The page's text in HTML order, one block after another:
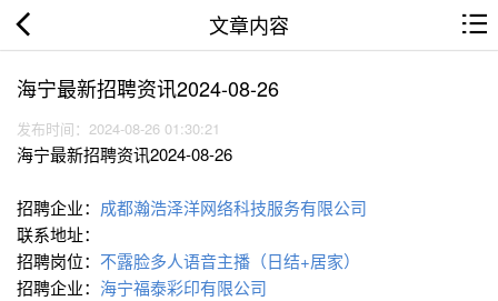
文章内容
海宁最新招聘资讯2024-08-26
发布时间：2024-08-26 01:30:21
海宁最新招聘资讯2024-08-26
招聘企业： 成都瀚浩泽洋网络科技服务有限公司
联系地址：
招聘岗位： 不露脸多人语音主播（日结+居家）
招聘企业： 海宁福泰彩印有限公司